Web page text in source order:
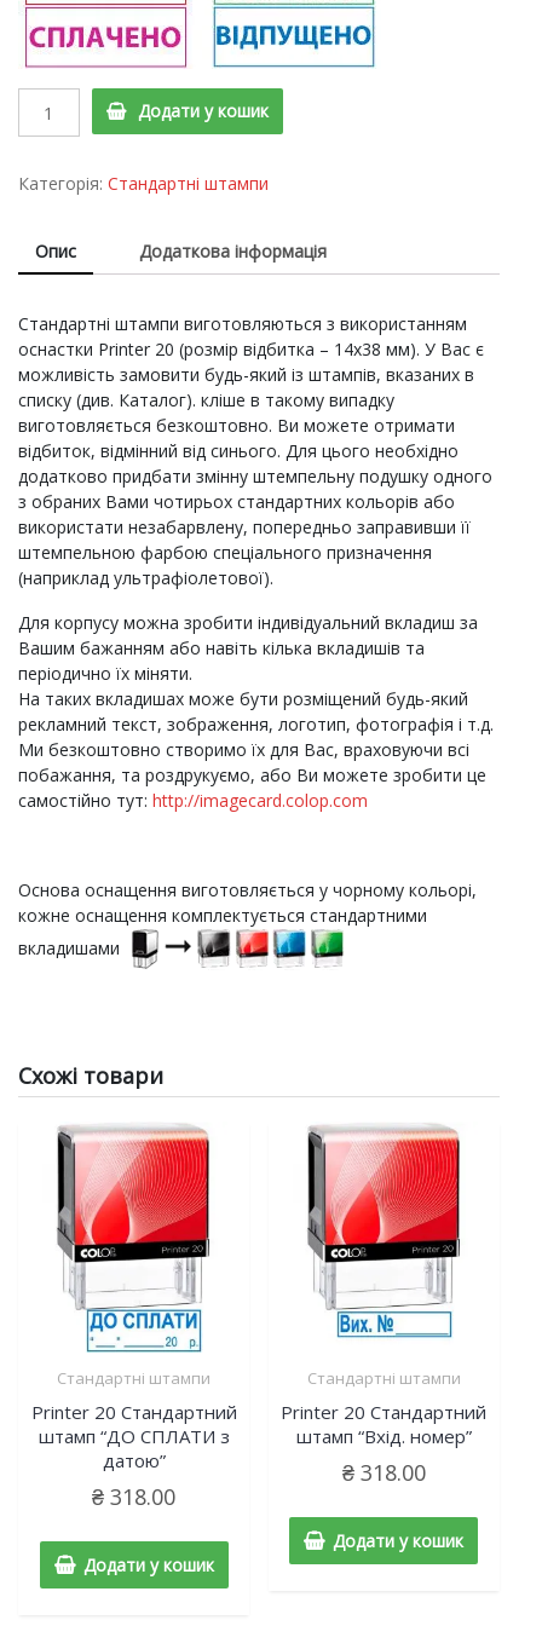
штамп
"ОТРИМАНО"
Додати у кошик
Категорія: Стандартні штампи
Опис Додаткова інформація
Стандартні штампи виготовляються з використанням
оснастки Printer 20 (розмір відбитка – 14х38 мм). У Вас є
можливість замовити будь-який із штампів, вказаних в
списку (див. Каталог). кліше в такому випадку
виготовляється безкоштовно. Ви можете отримати
відбиток, відмінний від синього. Для цього необхідно
додатково придбати змінну штемпельну подушку одного
з обраних Вами чотирьох стандартних кольорів або
використати незабарвлену, попередньо заправивши її
штемпельною фарбою спеціального призначення
(наприклад ультрафіолетової).
Для корпусу можна зробити індивідуальний вкладиш за
Вашим бажанням або навіть кілька вкладишів та
періодично їх міняти.
На таких вкладишах може бути розміщений будь-який
рекламний текст, зображення, логотип, фотографія і т.д.
Ми безкоштовно створимо їх для Вас, враховуючи всі
побажання, та роздрукуємо, або Ви можете зробити це
самостійно тут: http://imagecard.colop.com
Основа оснащення виготовляється у чорному кольорі,
кожне оснащення комплектується стандартними
вкладишами
Схожі товари
Стандартні штампи
Printer 20 Cтандартний
штамп “ДО СПЛАТИ з
датою”
₴ 318.00
Додати у кошик
Стандартні штампи
Printer 20 Cтандартний
штамп “Вхід. номер”
₴318.00
Додати у кошик